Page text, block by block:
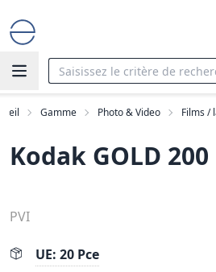
Gamme Photo & Video Films /
Kodak GOLD 200
PVI
UE: 20 Pce